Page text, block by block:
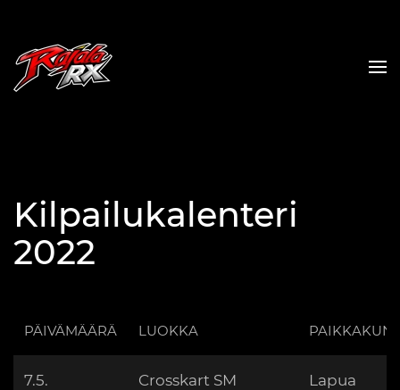
Skip to main content
Kilpailukalenteri
2022
PÄIVÄMÄÄRÄ LUOKKA
7.5. Crosskart SM Lapua